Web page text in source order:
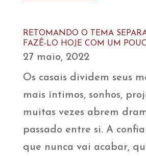
RETOMANDO O TEMA
FAZÊ-LO HOJE COM UM
27 maio, 2022
Os casais dividem seus
mais íntimos, sonhos,
muitas vezes abrem
passado entre si. A
que nunca vai acabar,